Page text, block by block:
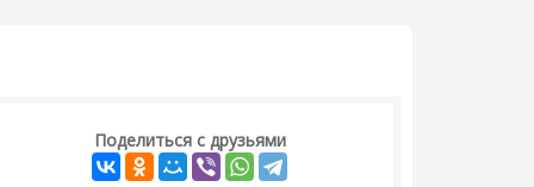
Поделиться с друзьями